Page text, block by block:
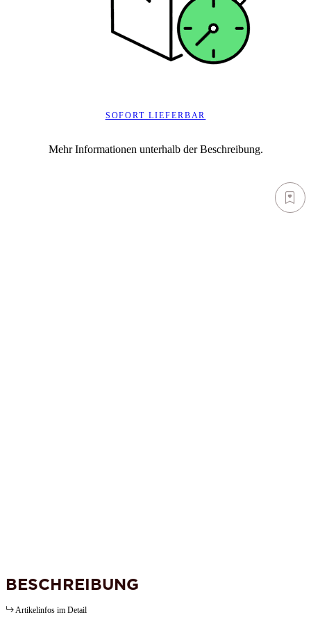
SOFORT LIEFERBAR
Mehr Informationen unterhalb der Beschreibung.
BESCHREIBUNG
Artikelinfos im Detail